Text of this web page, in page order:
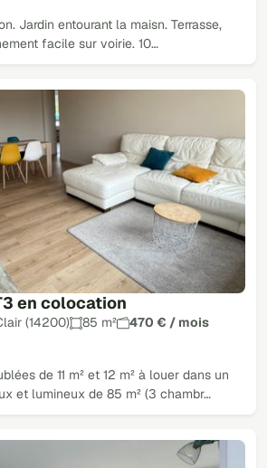
Jardin entourant la maisn. Terrasse,
facile sur voirie. 10…
en colocation
(14200) 85 m²
470 € / mois
de 11 m² et 12 m² à louer dans un
et lumineux de 85 m² (3 chambr…